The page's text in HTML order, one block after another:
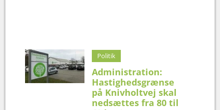
Politik
Administration:
Hastighedsgrænse
på Knivholtvej skal
nedsættes fra 80 til